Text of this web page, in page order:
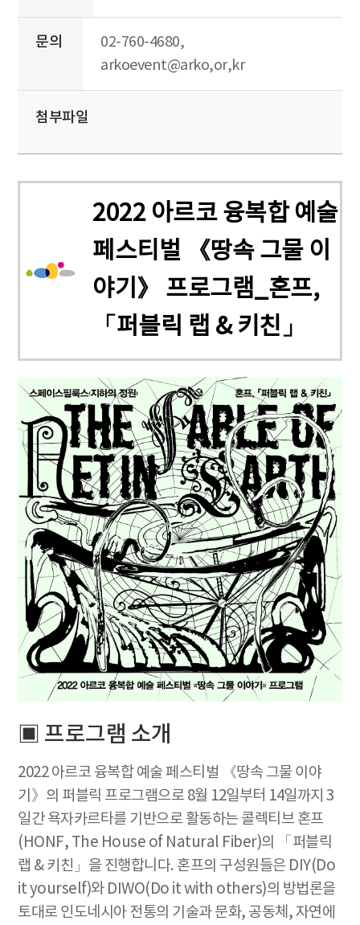
문의
02-760-4680,
arkoevent@arko,or,kr
첨부파일
2022 아르코 융복합 예술
페스티벌 《땅속 그물 이
야기》 프로그램_혼프,
「퍼블릭 랩 & 키친」
▣ 프로그램 소개
2022 아르코 융복합 예술 페스티벌 《땅속 그물 이야
기》의 퍼블릭 프로그램으로 8월 12일부터 14일까지 3
일간 욕자카르타를 기반으로 활동하는 콜렉티브 혼프
(HONF, The House of Natural Fiber)의 「퍼블릭
랩 & 키친」을 진행합니다. 혼프의 구성원들은 DIY(Do
it yourself)와 DIWO(Do it with others)의 방법론을
토대로 인도네시아 전통의 기술과 문화, 공동체, 자연에